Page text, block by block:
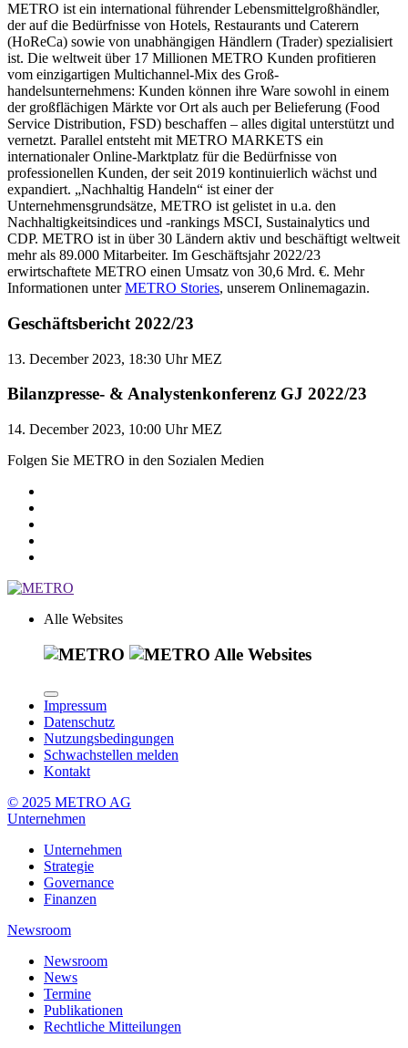
METRO ist ein international führender Lebensmittelgroßhändler,
der auf die Bedürfnisse von Hotels, Restaurants und Caterern
(HoReCa) sowie von unabhängigen Händlern (Trader) spezialisiert
ist. Die weltweit über 17 Millionen METRO Kunden profitieren
vom einzigartigen Multichannel-Mix des Groß-
handelsunternehmens: Kunden können ihre Ware sowohl in einem
der großflächigen Märkte vor Ort als auch per Belieferung (Food
Service Distribution, FSD) beschaffen – alles digital unterstützt und
vernetzt. Parallel entsteht mit METRO MARKETS ein
internationaler Online-Marktplatz für die Bedürfnisse von
professionellen Kunden, der seit 2019 kontinuierlich wächst und
expandiert. „Nachhaltig Handeln“ ist einer der
Unternehmensgrundsätze, METRO ist gelistet in u.a. den
Nachhaltigkeitsindices und -rankings MSCI, Sustainalytics und
CDP. METRO ist in über30 Ländern aktiv und beschäftigt weltweit
mehr als 89.000 Mitarbeiter. Im Geschäftsjahr 2022/23
erwirtschaftete METRO einen Umsatz von 30,6 Mrd. €. Mehr
Informationen unterMETRO Stories, unserem Onlinemagazin.
Geschäftsbericht 2022/23
13. December 2023, 18:30 Uhr MEZ
Bilanzpresse- & Analystenkonferenz GJ 2022/23
14. December 2023, 10:00 Uhr MEZ
Folgen Sie METRO in den Sozialen Medien
Alle Websites
Alle Websites
Impressum
Datenschutz
Nutzungsbedingungen
Schwachstellen melden
Kontakt
© 2025 METRO AG
Unternehmen
Unternehmen
Strategie
Governance
Finanzen
Newsroom
Newsroom
News
Termine
Publikationen
Rechtliche Mitteilungen